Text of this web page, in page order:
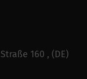
160 , (DE)